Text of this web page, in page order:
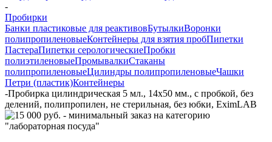
-
Пробирки
Банки пластиковые для реактивовБутылкиВоронки
полипропиленовыеКонтейнеры для взятия пробПипетки
ПастераПипетки серологическиеПробки
полиэтиленовыеПромывалкиСтаканы
полипропиленовыеЦилиндры полипропиленовыеЧашки
Петри (пластик)Контейнеры
-Пробирка цилиндрическая 5 мл., 14х50 мм., с пробкой, без
делений, полипропилен, не стерильная, без юбки, EximLAB